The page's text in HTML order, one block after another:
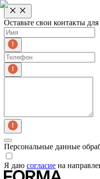
Оставьте свои контакты для
Персональные данные
Я даю согласие на